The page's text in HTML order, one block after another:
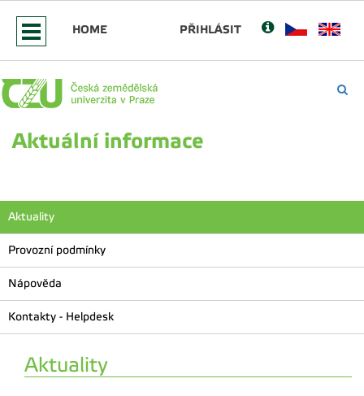
HOME PŘIHLÁSIT
Aktuální informace
Aktuality
Provozní podmínky
Nápověda
Kontakty - Helpdesk
Aktuality